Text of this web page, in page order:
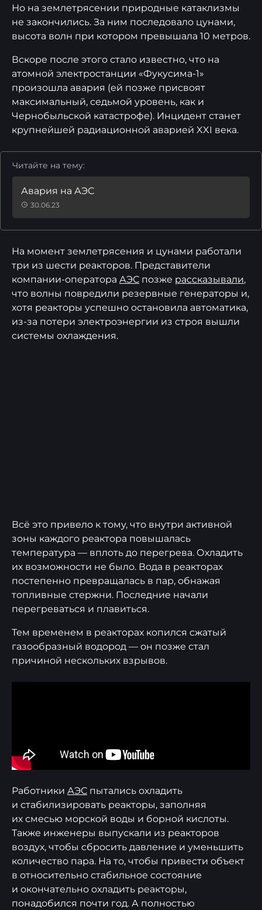
Но на землетрясении природные катаклизмы
не закончились. За ним последовало цунами,
высота волн при котором превышала 10 метров.
Вскоре после этого стало известно, что на
атомной электростанции «Фукусима-1»
произошла авария (ей позже присвоят
максимальный, седьмой уровень, как и
Чернобыльской катастрофе). Инцидент станет
крупнейшей радиационной аварией XXI века.
Читайте на тему:
Авария на АЭС
30.06.23
На момент землетрясения и цунами работали
три из шести реакторов. Представители
компании-оператора АЭС позже рассказывали,
что волны повредили резервные генераторы и,
хотя реакторы успешно остановила автоматика,
из-за потери электроэнергии из строя вышли
системы охлаждения.
Всё это привело к тому, что внутри активной
зоны каждого реактора повышалась
температура — вплоть до перегрева. Охладить
их возможности не было. Вода в реакторах
постепенно превращалась в пар, обнажая
топливные стержни. Последние начали
перегреваться и плавиться.
Тем временем в реакторах копился сжатый
газообразный водород — он позже стал
причиной нескольких взрывов.
Работники АЭС пытались охладить
и стабилизировать реакторы, заполняя
их смесью морской воды и борной кислоты.
Также инженеры выпускали из реакторов
воздух, чтобы сбросить давление и уменьшить
количество пара. На то, чтобы привести объект
в относительно стабильное состояние
и окончательно охладить реакторы,
понадобился почти год. А полностью